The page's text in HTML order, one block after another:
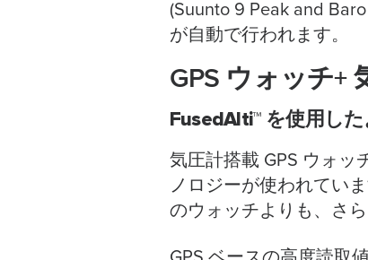
(Suunto 9 Peak and
が自動で行われます。
GPS ウォッチ+
FusedAlti™ を使用し
気圧計搭載 GPS ウォッ
ノロジーが使われてい
のウォッチよりも、さ